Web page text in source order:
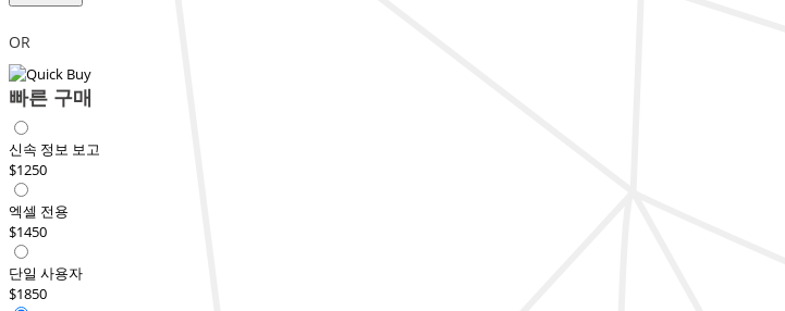
OR
빠른 구매
신속 정보 보고
$1250
엑셀 전용
$1450
단일 사용자
$1850